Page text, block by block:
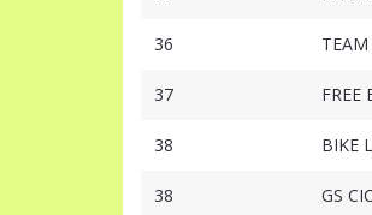
36
37 FREE
38 BIKE
38 GS